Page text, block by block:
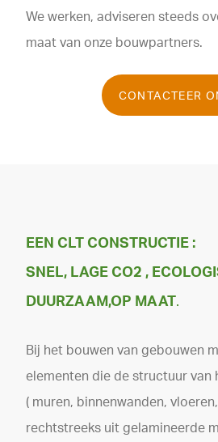
We werken, adviseren steeds
maat van onze bouwpartners.
CONTACTEER
EEN CLT CONSTRUCTIE :
SNEL, LAGE CO2 ,
DUURZAAM,OP MAAT.
Bij het bouwen van gebouwen
elementen die de structuur van
( muren, binnenwanden,
rechtstreeks uit gelamineerde